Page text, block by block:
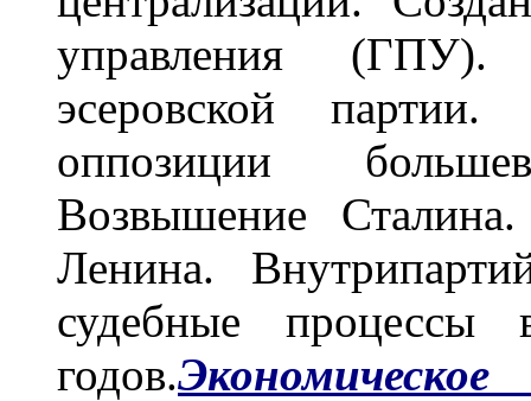
управления
эсеровской партии.
оппозиции
Возвышение
Ленина.
судебные
годов.